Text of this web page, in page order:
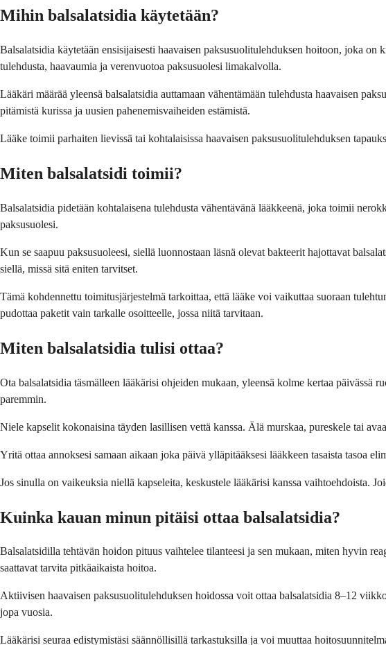
Mihin balsalatsidia käytetään?
Balsalatsidia käytetään ensisijaisesti haavaisen paksusuolitulehduksen hoitoon, joka
tulehdusta, haavaumia ja verenvuotoa paksusuolesi limakalvolla.
Lääkäri määrää yleensä balsalatsidia auttamaan vähentämään tulehdusta haavaisen
pitämistä kurissa ja uusien pahenemisvaiheiden estämistä.
Lääke toimii parhaiten lievissä tai kohtalaisissa haavaisen paksusuolitulehduksen
Miten balsalatsidi toimii?
Balsalatsidia pidetään kohtalaisena tulehdusta vähentävänä lääkkeenä, joka toimii
paksusuolesi.
Kun se saapuu paksusuoleesi, siellä luonnostaan läsnä olevat bakteerit hajottavat
siellä, missä sitä eniten tarvitset.
Tämä kohdennettu toimitusjärjestelmä tarkoittaa, että lääke voi vaikuttaa suoraan
pudottaa paketit vain tarkalle osoitteelle, jossa niitä tarvitaan.
Miten balsalatsidia tulisi ottaa?
Ota balsalatsidia täsmälleen lääkärisi ohjeiden mukaan, yleensä kolme kertaa päivässä
paremmin.
Niele kapselit kokonaisina täyden lasillisen vettä kanssa. Älä murskaa, pureskele tai
Yritä ottaa annoksesi samaan aikaan joka päivä ylläpitääksesi lääkkeen tasaista tasoa
Jos sinulla on vaikeuksia niellä kapseleita, keskustele lääkärisi kanssa vaihtoehdoista.
Kuinka kauan minun pitäisi ottaa balsalatsidia?
Balsalatsidilla tehtävän hoidon pituus vaihtelee tilanteesi ja sen mukaan, miten hyvin
saattavat tarvita pitkäaikaista hoitoa.
Aktiivisen haavaisen paksusuolitulehduksen hoidossa voit ottaa balsalatsidia 8–12
jopa vuosia.
Lääkärisi seuraa edistymistäsi säännöllisillä tarkastuksilla ja voi muuttaa